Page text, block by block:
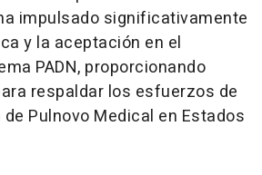
impulsado significativamente
y la aceptación en el
PADN, proporcionando
respaldar los esfuerzos de
Pulnovo Medical en Estados